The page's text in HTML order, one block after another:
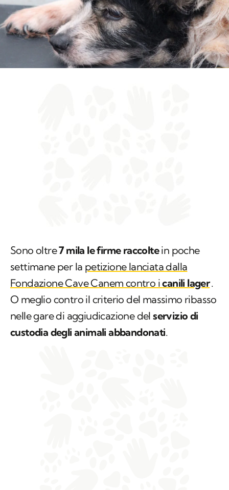
Sono oltre7 mila le firme raccoltein poche
settimane per la petizione lanciata dalla
Fondazione Cave Canem contro icanili lager.
O meglio contro il criterio del massimo ribasso
nelle gare di aggiudicazione delservizio di
custodia degli animali abbandonati.